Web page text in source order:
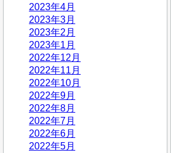
2023年4月
2023年3月
2023年2月
2023年1月
2022年12月
2022年11月
2022年10月
2022年9月
2022年8月
2022年7月
2022年6月
2022年5月